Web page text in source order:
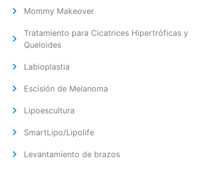
Mommy Makeover
Tratamiento para Cicatrices Hipertróficas y
Queloides
Labioplastia
Escisión de Melanoma
Lipoescultura
SmartLipo/Lipolife
Levantamiento de brazos